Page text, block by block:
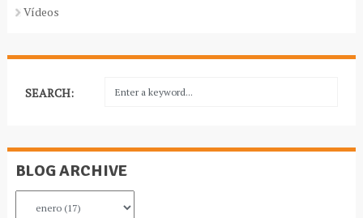
Vídeos
SEARCH:
BLOG ARCHIVE